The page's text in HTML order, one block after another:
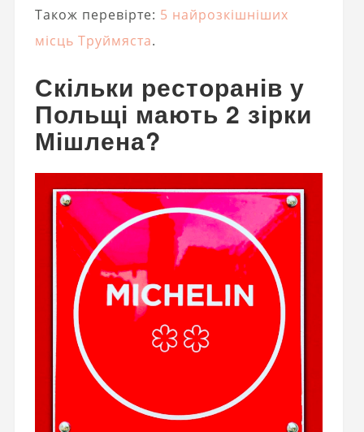
Також перевірте: 5 найрозкішніших
місць Труймяста.
Скільки ресторанів у
Польщі мають 2 зірки
Мішлена?